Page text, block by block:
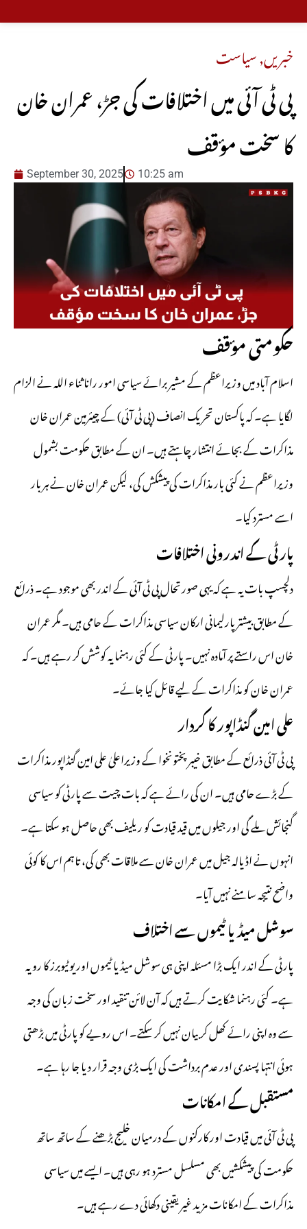
خبریں,سیاست
پی ٹی آئی میں اختلافات کی جڑ، عمران خان
کا سخت مؤقف
September 30, 2025 10:25 am
حکومتی مؤقف
اسلام آباد میں وزیراعظم کے مشیر برائے سیاسی امور رانا ثناء اللہ نے الزام
لگایا ہے۔ کہ پاکستان تحریک انصاف (پی ٹی آئی) کے چیئرمین عمران خان
مذاکرات کے بجائے انتشار چاہتے ہیں۔ ان کے مطابق حکومت بشمول
وزیراعظم نے کئی بار مذاکرات کی پیشکش کی، لیکن عمران خان نے ہر بار
اسے مسترد کیا۔
پارٹی کے اندرونی اختلافات
دلچسپ بات یہ ہے کہ یہی صورتحال پی ٹی آئی کے اندر بھی موجود ہے۔ ذرائع
کے مطابق بیشتر پارلیمانی ارکان سیاسی مذاکرات کے حامی ہیں۔ مگر عمران
خان اس راستے پر آمادہ نہیں۔ پارٹی کے کئی رہنما یہ کوشش کر رہے ہیں۔ کہ
عمران خان کو مذاکرات کے لیے قائل کیا جائے۔
علی امین گنڈاپور کا کردار
پی ٹی آئی ذرائع کے مطابق خیبر پختونخوا کےوزیراعلیٰ علی امین گنڈاپورمذاکرات
کے بڑے حامی ہیں۔ ان کی رائے ہے کہ بات چیت سے پارٹی کو سیاسی
گنجائش ملے گی اور جیلوں میں قید قیادت کو ریلیف بھی حاصل ہو سکتا ہے۔
انہوں نے اڈیالہ جیل میں عمران خان سے ملاقات بھی کی، تاہم اس کا کوئی
واضح نتیجہ سامنے نہیں آیا۔
سوشل میڈیا ٹیموں سے اختلاف
پارٹی کے اندر ایک بڑا مسئلہ اپنی ہی سوشل میڈیا ٹیموں اور یوٹیوبرز کا رویہ
ہے۔ کئی رہنما شکایت کرتے ہیں کہ آن لائن تنقید اور سخت زبان کی وجہ
سے وہ اپنی رائے کھل کر بیان نہیں کر سکتے۔ اس رویے کو پارٹی میں بڑھتی
ہوئی انتہا پسندی اور عدم برداشت کی ایک بڑی وجہ قرار دیا جا رہا ہے۔
مستقبل کے امکانات
پی ٹی آئی میں قیادت اور کارکنوں کے درمیان خلیج بڑھنے کے ساتھ ساتھ
حکومت کی پیشکشیں بھی مسلسل مسترد ہو رہی ہیں۔ ایسے میں سیاسی
مذاکرات کے امکانات مزید غیر یقینی دکھائی دے رہے ہیں۔